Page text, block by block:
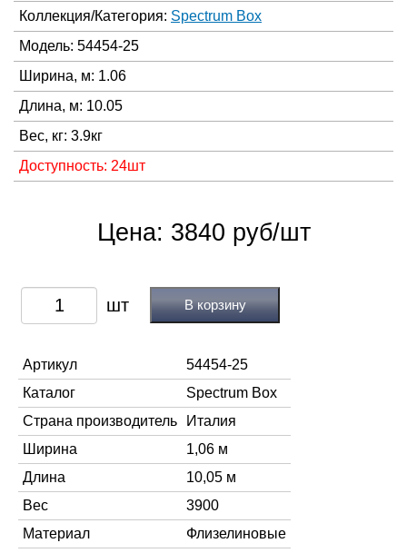
Коллекция/Категория: Spectrum Box
Модель: 54454-25
Ширина, м: 1.06
Длина, м: 10.05
Вес, кг: 3.9кг
Доступность: 24шт
Цена: 3840 руб/шт
В корзину
Артикул
54454-25
Каталог
Spectrum Box
Страна производитель
Италия
Ширина
1,06 м
Длина
10,05 м
Вес
3900
Материал
Флизелиновые